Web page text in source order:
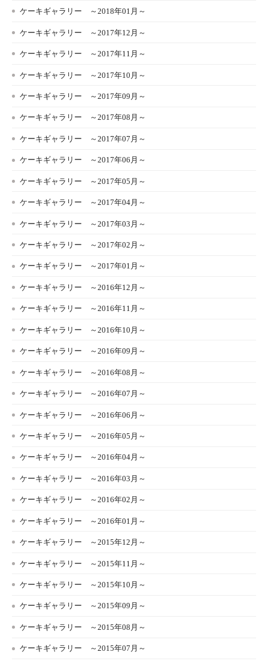
ケーキギャラリー ～2018年01月～
ケーキギャラリー ～2017年12月～
ケーキギャラリー ～2017年11月～
ケーキギャラリー ～2017年10月～
ケーキギャラリー ～2017年09月～
ケーキギャラリー ～2017年08月～
ケーキギャラリー ～2017年07月～
ケーキギャラリー ～2017年06月～
ケーキギャラリー ～2017年05月～
ケーキギャラリー ～2017年04月～
ケーキギャラリー ～2017年03月～
ケーキギャラリー ～2017年02月～
ケーキギャラリー ～2017年01月～
ケーキギャラリー ～2016年12月～
ケーキギャラリー ～2016年11月～
ケーキギャラリー ～2016年10月～
ケーキギャラリー ～2016年09月～
ケーキギャラリー ～2016年08月～
ケーキギャラリー ～2016年07月～
ケーキギャラリー ～2016年06月～
ケーキギャラリー ～2016年05月～
ケーキギャラリー ～2016年04月～
ケーキギャラリー ～2016年03月～
ケーキギャラリー ～2016年02月～
ケーキギャラリー ～2016年01月～
ケーキギャラリー ～2015年12月～
ケーキギャラリー ～2015年11月～
ケーキギャラリー ～2015年10月～
ケーキギャラリー ～2015年09月～
ケーキギャラリー ～2015年08月～
ケーキギャラリー ～2015年07月～